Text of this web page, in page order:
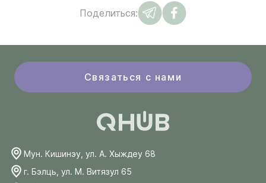
Поделиться:
Связаться с нами
Мун. Кишинэу, ул. А. Хыждеу 68
г. Бэлць, ул. М. Витязул 65